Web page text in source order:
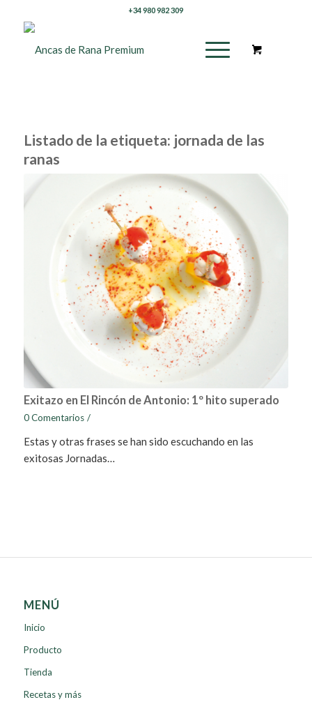
+34 980 982 309
Listado de la etiqueta: jornada de las
ranas
Exitazo en El Rincón de Antonio: 1º hito superado
0 Comentarios /
Estas y otras frases se han sido escuchando en las
exitosas Jornadas…
MENÚ
Inicio
Producto
Tienda
Recetas y más